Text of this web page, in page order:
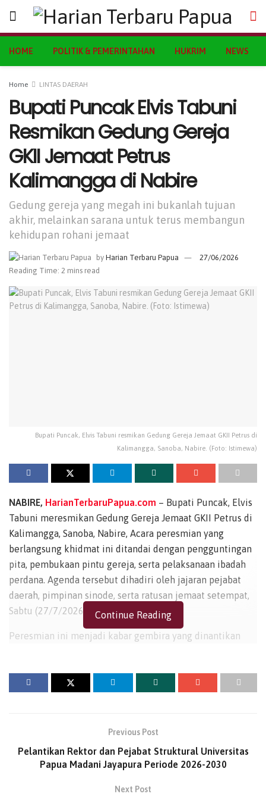
HOME POLITIK & PEMERINTAHAN HUKRIM NEWS
Home LINTAS DAERAH
Bupati Puncak Elvis Tabuni
Resmikan Gedung Gereja
GKII Jemaat Petrus
Kalimangga di Nabire
Gedung gereja yang megah ini bukanlah tujuan
akhir, melainkan sarana untuk terus membangun
kehidupan rohani jemaat
by Harian Terbaru Papua
27/06/2026
Reading Time: 2 mins read
Bupati Puncak, Elvis Tabuni resmikan Gedung Gereja Jemaat GKII Petrus di
Kalimangga, Sanoba, Nabire. (Foto: Istimewa)
NABIRE, HarianTerbaruPapua.com – Bupati Puncak, Elvis
Tabuni meresmikan Gedung Gereja Jemaat GKII Petrus di
Kalimangga, Sanoba, Nabire, Acara peresmian yang
berlangsung khidmat ini ditandai dengan pengguntingan
pita, pembukaan pintu gereja, serta pelaksanaan ibadah
perdana. Agenda tersebut dihadiri oleh jajaran pejabat
daerah, pimpinan sinode, serta ratusan jemaat setempat,
Sabtu (27/7/2026).
Peresmian ini menjadi kabar gembira yang dinantikan
ini merupakan buah dari pergumulan panjang mereka.
Dalam sambutannya, Bupati Elvis Tabuni menyampaikan
rasa sukacita dan ucapan selamat yang mendalam kepada
seluruh jemaat. Ia menegaskan bahwa berdirinya gedung
Continue Reading
Previous Post
Pelantikan Rektor dan Pejabat Struktural Universitas
Papua Madani Jayapura Periode 2026-2030
Next Post